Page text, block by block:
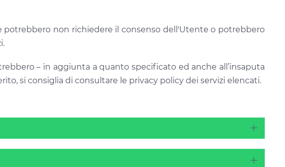
non richiedere il consenso dell'Utente o potrebbero
– in aggiunta a quanto specificato ed anche all’insaputa
si consiglia di consultare le privacy policy dei servizi elencati.